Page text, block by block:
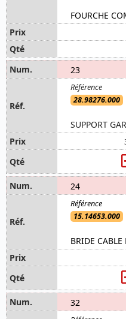
FOURCHE
23
28.98276.000
SUPPORT
24
15.14653.000
BRIDE
32